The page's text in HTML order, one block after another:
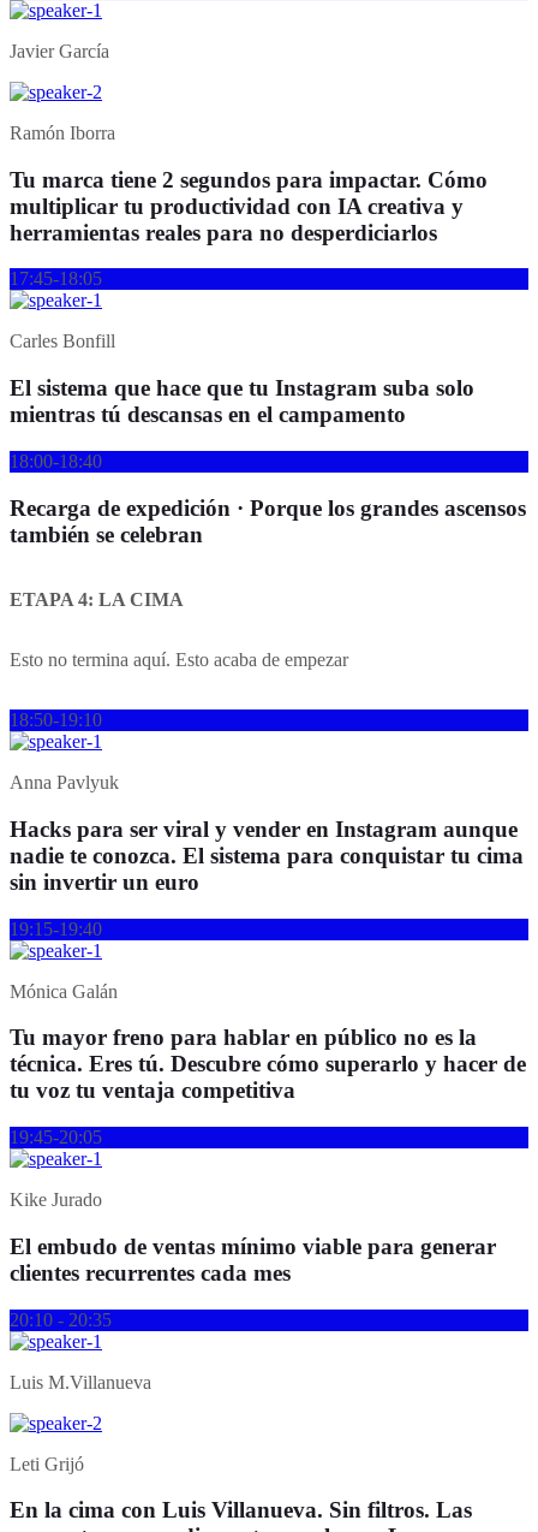
Javier García
Ramón Iborra
Tu marca tiene 2 segundos para impactar. Cómo
multiplicar tu productividad con IA creativa y
herramientas reales para no desperdiciarlos
17:45-18:05
Carles Bonfill
El sistema que hace que tu Instagram suba solo
mientras tú descansas en el campamento
18:00-18:40
Recarga de expedición · Porque los grandes ascensos
también se celebran
ETAPA 4: LA CIMA
Esto no termina aquí. Esto acaba de empezar
18:50-19:10
Anna Pavlyuk
Hacks para ser viral y vender en Instagram aunque
nadie te conozca. El sistema para conquistar tu cima
sin invertir un euro
19:15-19:40
Mónica Galán
Tu mayor freno para hablar en público no es la
técnica. Eres tú. Descubre cómo superarlo y hacer de
tu voz tu ventaja competitiva
19:45-20:05
Kike Jurado
El embudo de ventas mínimo viable para generar
clientes recurrentes cada mes
20:10 - 20:35
Luis M.Villanueva
Leti Grijó
En la cima con Luis Villanueva. Sin filtros. Las